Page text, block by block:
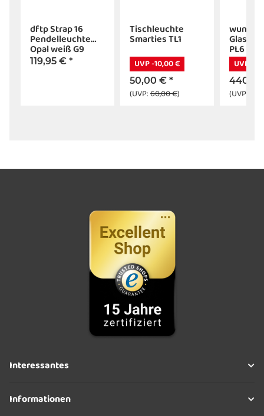
dftp Strap 16
Pendelleuchte
Opal weiß G9
119,95 € *
Tischleuchte
Smarties TL1
UVP -10,00 €
50,00 € *
(UVP:60,00 €)
PL6
UVP -
(UVP:
Interessantes
Informationen